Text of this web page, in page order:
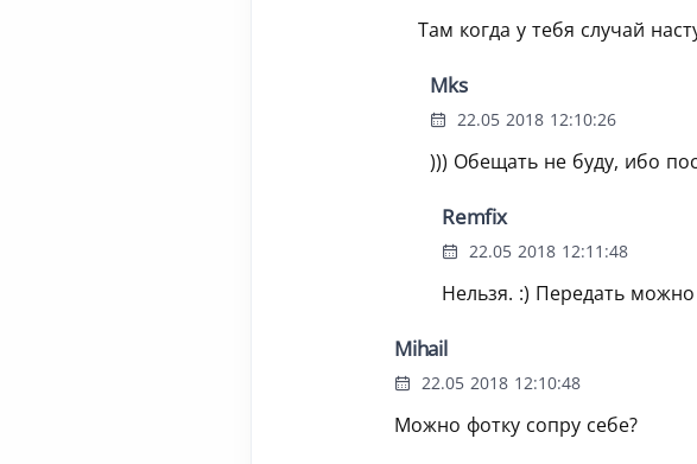
Там когда у тебя случай
Mks
22.05 2018 12:10:26
))) Обещать не буду, ибо
Remfix
22.05 2018 12:11:48
Нельзя. :) Передать
Mihail
22.05 2018 12:10:48
Можно фотку сопру себе?